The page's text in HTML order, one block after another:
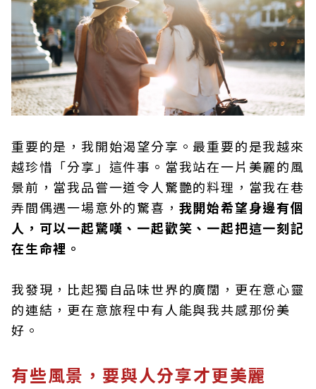
重要的是，我開始渴望分享。最重要的是我越來
越珍惜「分享」這件事。當我站在一片美麗的風
景前，當我品嘗一道令人驚艷的料理，當我在巷
弄間偶遇一場意外的驚喜， 我開始希望身邊有個
人，可以一起驚嘆、一起歡笑、一起把這一刻記
在生命裡。
我發現，比起獨自品味世界的廣闊，更在意心靈
的連結，更在意旅程中有人能與我共感那份美
好。
有些風景，要與人分享才更美麗